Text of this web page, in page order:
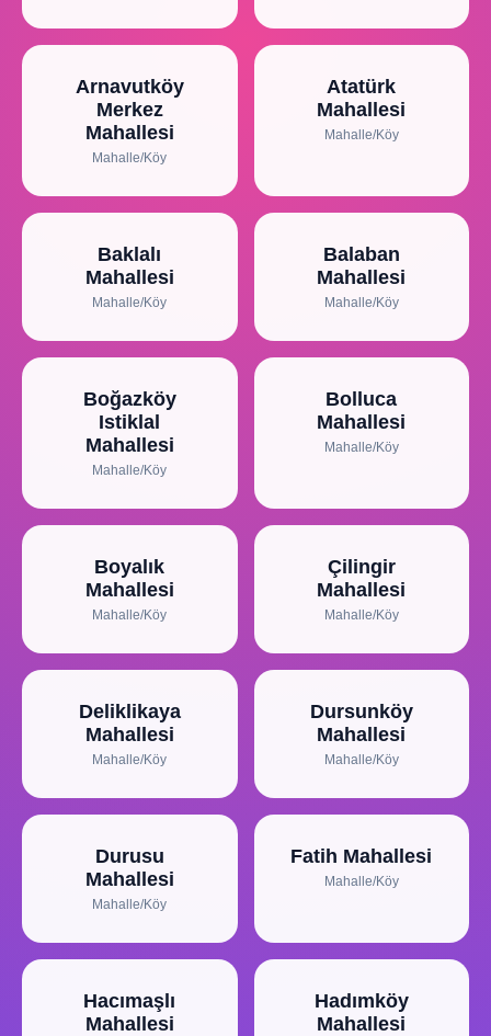
Arnavutköy
Merkez
Mahallesi
Mahalle/Köy
Atatürk
Mahallesi
Mahalle/Köy
Baklalı
Mahallesi
Mahalle/Köy
Balaban
Mahallesi
Mahalle/Köy
Boğazköy
Istiklal
Mahallesi
Mahalle/Köy
Bolluca
Mahallesi
Mahalle/Köy
Boyalık
Mahallesi
Mahalle/Köy
Çilingir
Mahallesi
Mahalle/Köy
Deliklikaya
Mahallesi
Mahalle/Köy
Dursunköy
Mahallesi
Mahalle/Köy
Durusu
Mahallesi
Mahalle/Köy
Fatih Mahallesi
Mahalle/Köy
Hacımaşlı
Mahallesi
Hadımköy
Mahallesi